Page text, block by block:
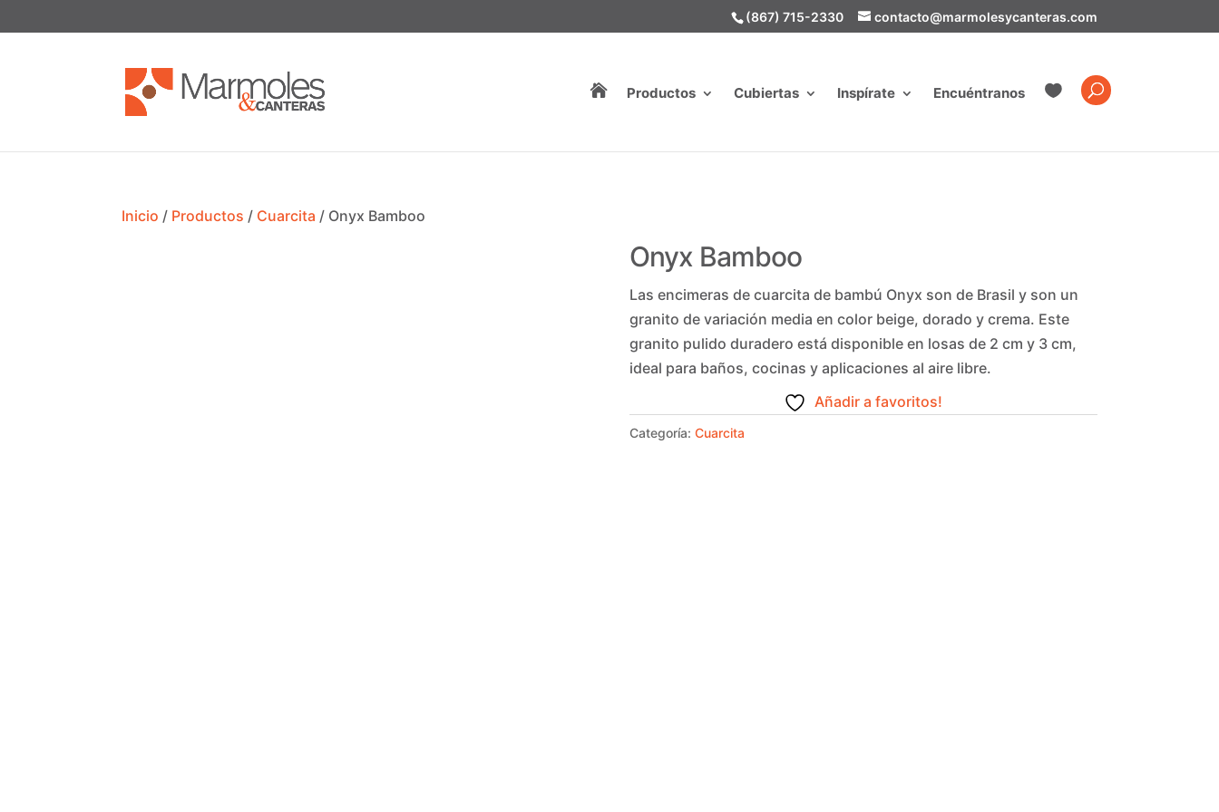
(867) 715-2330 contacto@marmolesycanteras.com
 Productos Cubiertas Inspírate Encuéntranos 
Inicio / Productos / Cuarcita / Onyx Bamboo
Onyx Bamboo
Las encimeras de cuarcita de bambú Onyx son de Brasil y son un
granito de variación media en color beige, dorado y crema. Este
granito pulido duradero está disponible en losas de 2 cm y 3 cm,
ideal para baños, cocinas y aplicaciones al aire libre.
Añadir a favoritos!
Categoría: Cuarcita